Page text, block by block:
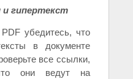
гипертекст
убедитесь, что
в документе
все ссылки,
они ведут на